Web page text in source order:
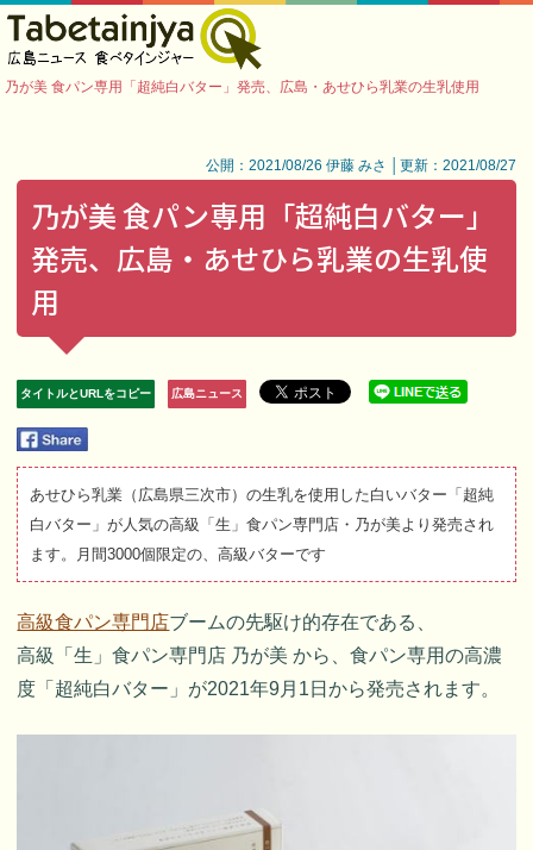
乃が美 食パン専用「超純白バター」発売、広島・あせひら乳業の生乳使用
公開：2021/08/26 伊藤 みさ │更新：2021/08/27
乃が美 食パン専用「超純白バター」
発売、広島・あせひら乳業の生乳使
用
タイトルとURLをコピー 広島ニュース
あせひら乳業（広島県三次市）の生乳を使用した白いバター「超純
白バター」が人気の高級「生」食パン専門店・乃が美より発売され
ます。月間3000個限定の、高級バターです
高級食パン専門店ブームの先駆け的存在である、
高級「生」食パン専門店 乃が美 から、食パン専用の高濃
度「超純白バター」が2021年9月1日から発売されます。